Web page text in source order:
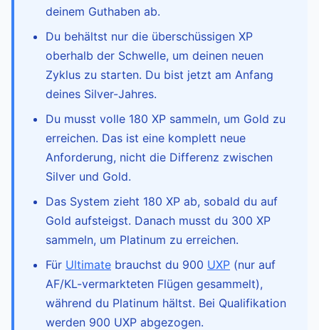
deinem Guthaben ab.
Du behältst nur die überschüssigen XP
oberhalb der Schwelle, um deinen neuen
Zyklus zu starten. Du bist jetzt am Anfang
deines Silver-Jahres.
Du musst volle 180 XP sammeln, um Gold zu
erreichen. Das ist eine komplett neue
Anforderung, nicht die Differenz zwischen
Silver und Gold.
Das System zieht 180 XP ab, sobald du auf
Gold aufsteigst. Danach musst du 300 XP
sammeln, um Platinum zu erreichen.
Für Ultimate brauchst du 900 UXP (nur auf
AF/KL-vermarkteten Flügen gesammelt),
während du Platinum hältst. Bei Qualifikation
werden 900 UXP abgezogen.